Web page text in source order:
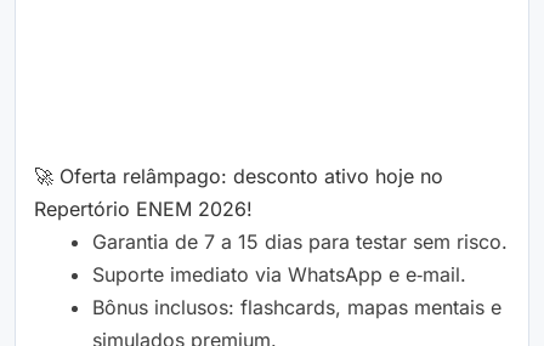
🚀 Oferta relâmpago: desconto ativo hoje no
Repertório ENEM 2026!
Garantia de 7 a 15 dias para testar sem risco.
Suporte imediato via WhatsApp e e‑mail.
Bônus inclusos: flashcards, mapas mentais e
simulados premium.